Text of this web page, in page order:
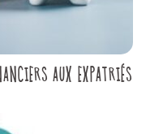
AUX EXPATRIÉS